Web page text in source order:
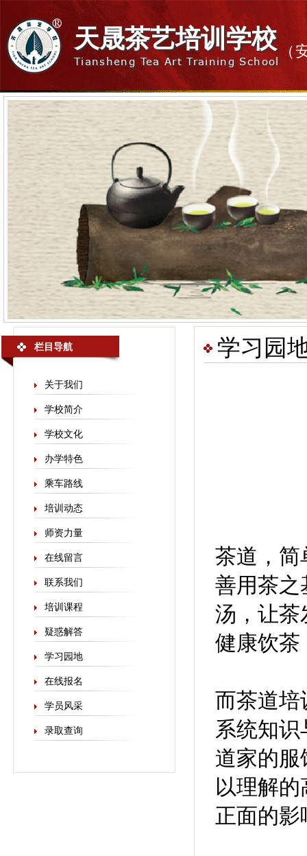
天晟茶艺培训学校
Tiansheng Tea Art Training School
（
栏目导航
关于我们
学校简介
学校文化
办学特色
乘车路线
培训动态
师资力量
在线留言
联系我们
培训课程
疑惑解答
学习园地
在线报名
学员风采
录取查询
学习园
茶道，简
善用茶
汤，让茶
健康饮茶
而茶道培
系统知
道家的服
以理解
正面的影